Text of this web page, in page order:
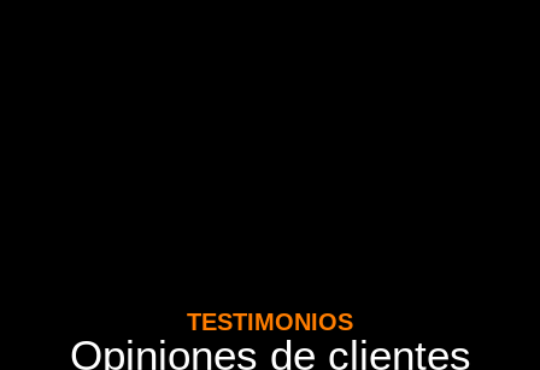
TESTIMONIOS
Opiniones de clientes